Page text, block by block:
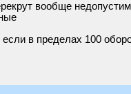
вообще
в пределах 100